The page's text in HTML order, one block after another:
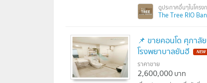
The Tree RIO
📌 ขายคอนโด ศุภา
โรงพยาบาลยันฮี
NEW
ราคาขาย
2,600,000บาท